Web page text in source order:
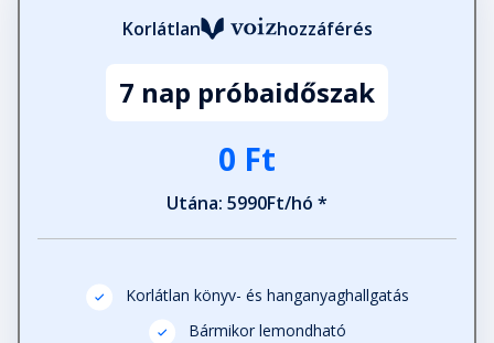
Korlátlan hozzáférés
7 nap próbaidőszak
0 Ft
Utána: 5990Ft/hó *
Korlátlan könyv- és hanganyaghallgatás
Bármikor lemondható